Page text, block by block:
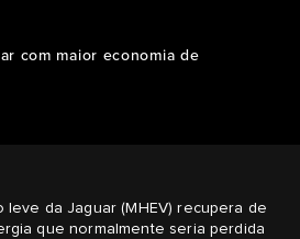
com maior economia de
da Jaguar (MHEV) recupera de
que normalmente seria perdida